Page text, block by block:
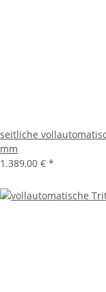
seitliche
mm
1.389,00 € *